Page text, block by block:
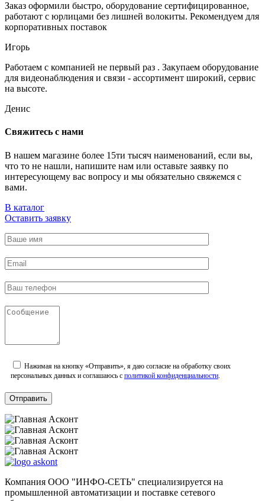
Заказ оформили быстро, оборудование сертифицированное,
работают с юрлицами без лишней волокиты. Рекомендуем для
корпоративных поставок
Игорь
Работаем с компанией не первый раз . Закупаем оборудование
для видеонаблюдения и связи - ассортимент широкий, сервис
на высоте.
Денис
Свяжитесь с нами
В нашем магазине более 15ти тысяч наименований, если вы,
что то не нашли, напишите нам или оставьте заявку по
интересующему вас вопросу и мы обязательно свяжемся с
вами.
В каталог
Оставить заявку
Нажимая на кнопку «Отправить», я даю согласие на обработку своих
персональных данных и соглашаюсь с политикой конфиденциальности
Компания ООО "ИНФО-СЕТЬ" специализируется на
промышленной автоматизации и поставке сетевого